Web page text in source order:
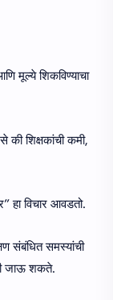
मूल्ये शिकविण्याचा
शिक्षकांची कमी,
हा विचार आवडतो.
संबंधित समस्यांची
जाऊ शकते.